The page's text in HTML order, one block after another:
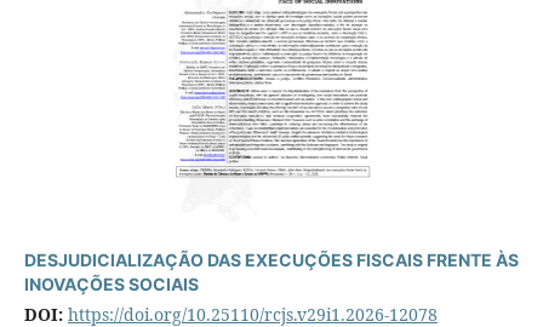
DESJUDICIALIZAÇÃO DAS EXECUÇÕES FISCAIS FRENTE ÀS
INOVAÇÕES SOCIAIS
DOI: https://doi.org/10.25110/rcjs.v29i1.2026-12078